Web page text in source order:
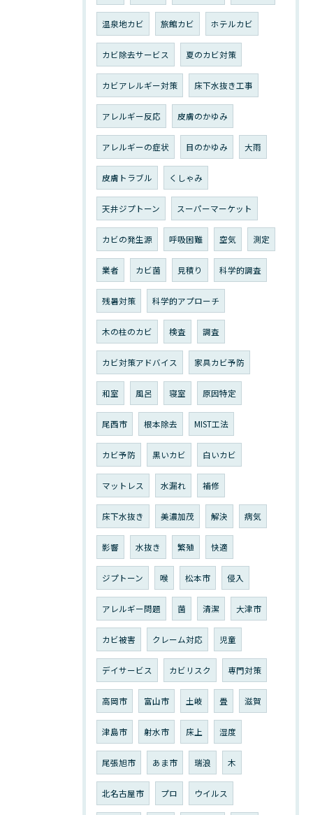
温泉地カビ 旅館カビ ホテルカビ
カビ除去サービス 夏のカビ対策
カビアレルギー対策 床下水抜き工事
アレルギー反応 皮膚のかゆみ
アレルギーの症状 目のかゆみ 大雨
皮膚トラブル くしゃみ
天井ジプトーン スーパーマーケット
カビの発生源 呼吸困難 空気 測定
業者 カビ菌 見積り 科学的調査
残暑対策 科学的アプローチ
木の柱のカビ 検査 調査
カビ対策アドバイス 家具カビ予防
和室 風呂 寝室 原因特定
尾西市 根本除去 MIST工法
カビ予防 黒いカビ 白いカビ
マットレス 水漏れ 補修
床下水抜き 美濃加茂 解決 病気
影響 水抜き 繁殖 快適
ジプトーン 喉 松本市 侵入
アレルギー問題 菌 清潔 大津市
カビ被害 クレーム対応 児童
デイサービス カビリスク 専門対策
高岡市 富山市 土岐 畳 滋賀
津島市 射水市 床上 湿度
尾張旭市 あま市 瑞浪 木
北名古屋市 プロ ウイルス